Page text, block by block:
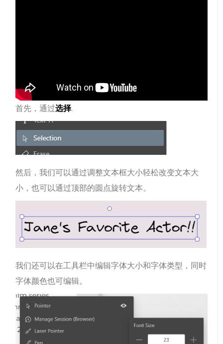
首先，通过选择.
然后，我们可以通过调整文本框大小轻松改变文本大
小，也可以通过顶部的圆点旋转文本。
我们还可以在工具栏中编辑字体大小和字体类型，同时
字体颜色也可编辑。